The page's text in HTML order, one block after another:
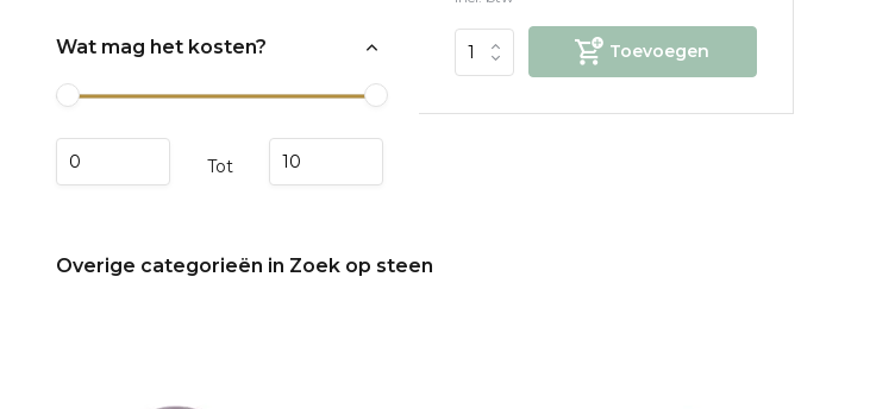
Wat mag het kosten?
Tot
Toevoegen
Overige categorieën in Zoek op steen